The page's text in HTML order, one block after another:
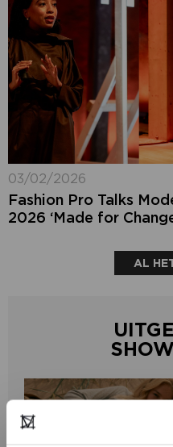
03/02/2026
Fashion Pro Talks
2026 ‘Made for
AL